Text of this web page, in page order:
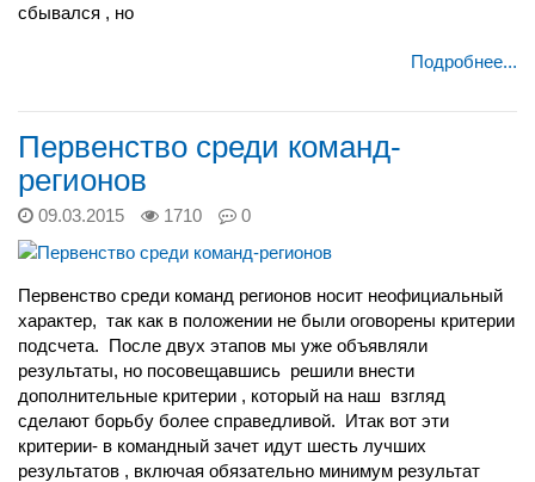
сбывался , но
Подробнее...
Первенство среди команд-
регионов
09.03.2015 1710 0
Первенство среди команд регионов носит неофициальный
характер, так как в положении не были оговорены критерии
подсчета. После двух этапов мы уже объявляли
результаты, но посовещавшись решили внести
дополнительные критерии , который на наш взгляд
сделают борьбу более справедливой. Итак вот эти
критерии- в командный зачет идут шесть лучших
результатов , включая обязательно минимум результат